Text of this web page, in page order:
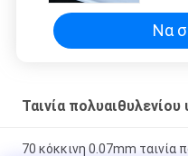
Να
Ταινία
70 κόκκινη 0.07mm ταινία